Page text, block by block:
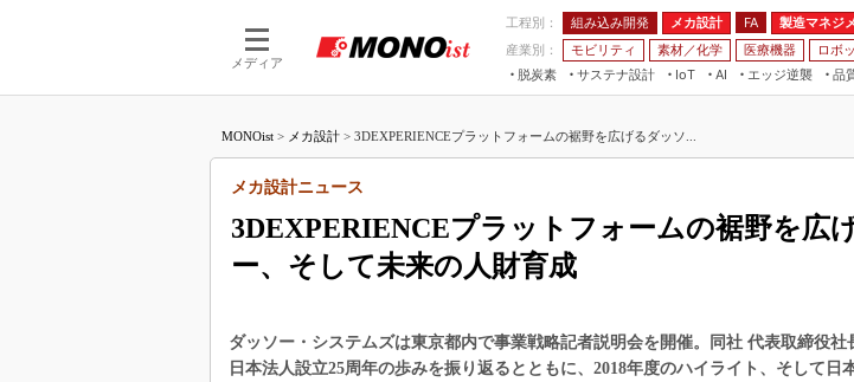
メディア
工程別： 組み込み開発 メカ設計 FA 製造マネジ
産業別：
モビリティ 素材／化学 医療機器 ロボ
脱炭素
サステナ設計
IoT
つながる工場
AI
AI×設備保全
エッジ逆襲 品
JIMTOF
IIFES
TECHNO-FRONTIER
人テク展
VR／AR
フィールドサービス
FA
モビリティ
MONOist > メカ設計 > 3DEXPERIENCEプラットフォームの裾野を広げるダッソ...
3DEXPERIENCEプラットフォームの裾野を広
ー、そして未来の人財育成
メカ設計ニュース
ダッソー・システムズは東京都内で事業戦略記者説明会を開催。同社 代表取締役社
日本法人設立25周年の歩みを振り返るとともに、2018年度のハイライト、そして日